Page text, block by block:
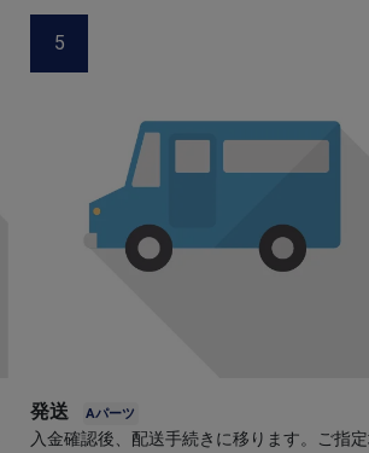
5
発送
入金確認後、配送手続きに移ります。ご指